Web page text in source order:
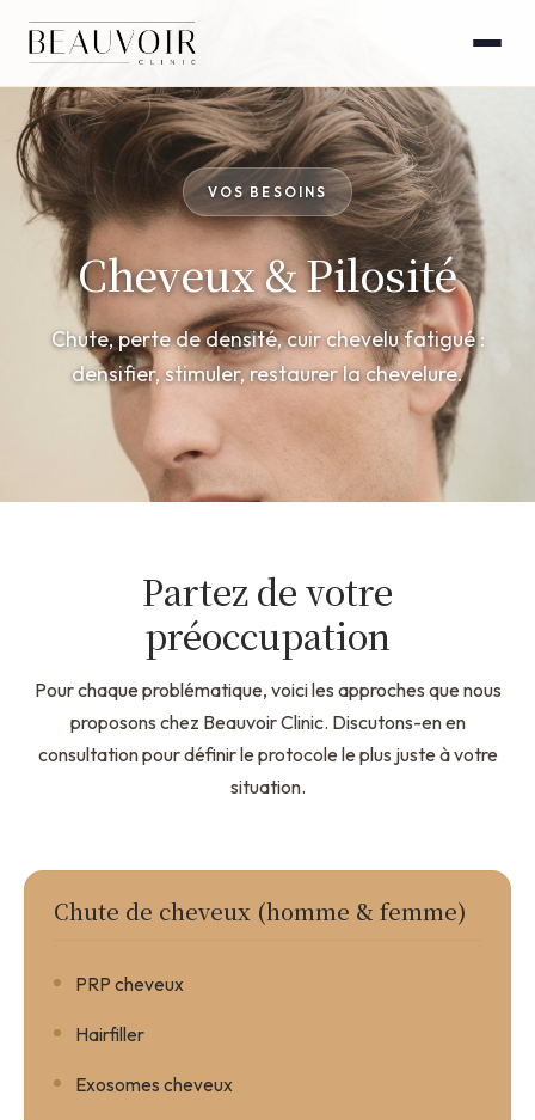
VOS BESOINS
Cheveux & Pilosité
Chute, perte de densité, cuir chevelu fatigué :
densifier, stimuler, restaurer la chevelure.
Partez de votre
préoccupation
Pour chaque problématique, voici les approches que nous
proposons chez Beauvoir Clinic. Discutons-en en
consultation pour définir le protocole le plus juste à votre
situation.
Chute de cheveux (homme & femme)
PRP cheveux
Hairfiller
Exosomes cheveux